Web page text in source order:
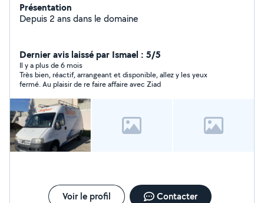
Présentation
Depuis 2 ans dans le domaine
Dernier avis laissé par Ismael : 5/5
Il y a plus de 6 mois
Très bien, réactif, arrangeant et disponible, allez y les yeux
fermé. Au plaisir de re faire affaire avec Ziad
Voir le profil Contacter